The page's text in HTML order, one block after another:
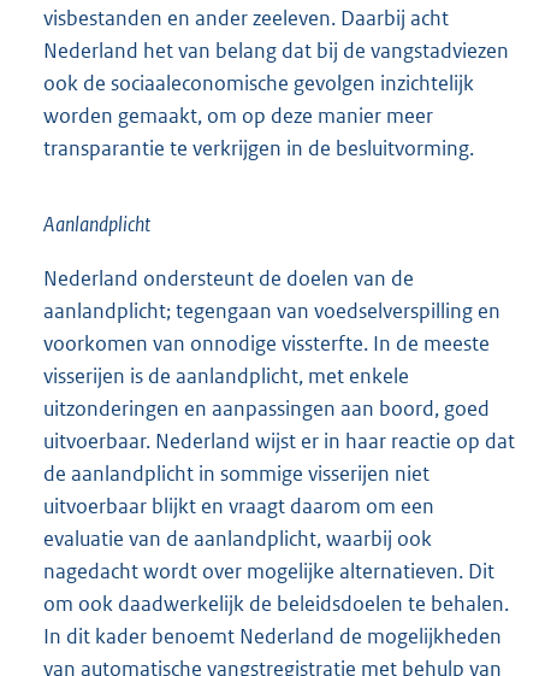
visbestanden en ander zeeleven. Daarbij acht
Nederland het van belang dat bij de vangstadviezen
ook de sociaaleconomische gevolgen inzichtelijk
worden gemaakt, om op deze manier meer
transparantie te verkrijgen in de besluitvorming.
Aanlandplicht
Nederland ondersteunt de doelen van de
aanlandplicht; tegengaan van voedselverspilling en
voorkomen van onnodige vissterfte. In de meeste
visserijen is de aanlandplicht, met enkele
uitzonderingen en aanpassingen aan boord, goed
uitvoerbaar. Nederland wijst er in haar reactie op dat
de aanlandplicht in sommige visserijen niet
uitvoerbaar blijkt en vraagt daarom om een
evaluatie van de aanlandplicht, waarbij ook
nagedacht wordt over mogelijke alternatieven. Dit
om ook daadwerkelijk de beleidsdoelen te behalen.
In dit kader benoemt Nederland de mogelijkheden
van automatische vangstregistratie met behulp van